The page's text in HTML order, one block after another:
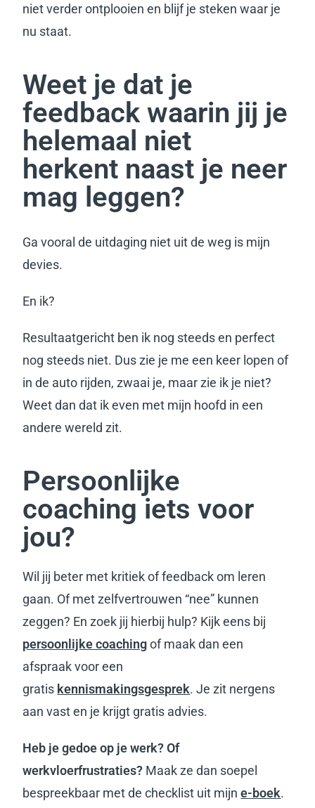
niet verder ontplooien en blijf je steken waar je
nu staat.
Weet je dat je
feedback waarin jij je
helemaal niet
herkent naast je neer
mag leggen?
Ga vooral de uitdaging niet uit de weg is mijn
devies.
En ik?
Resultaatgericht ben ik nog steeds en perfect
nog steeds niet. Dus zie je me een keer lopen of
in de auto rijden, zwaai je, maar zie ik je niet?
Weet dan dat ik even met mijn hoofd in een
andere wereld zit.
Persoonlijke
coaching iets voor
jou?
Wil jij beter met kritiek of feedback om leren
gaan. Of met zelfvertrouwen “nee” kunnen
zeggen? En zoek jij hierbij hulp? Kijk eens bij
persoonlijke coachingof maak dan een
afspraak voor een
gratis kennismakingsgesprek. Je zit nergens
aan vast en je krijgt gratis advies.
Heb je gedoe op je werk? Of
werkvloerfrustraties? Maak ze dan soepel
bespreekbaar met de checklist uit mijne-boek.